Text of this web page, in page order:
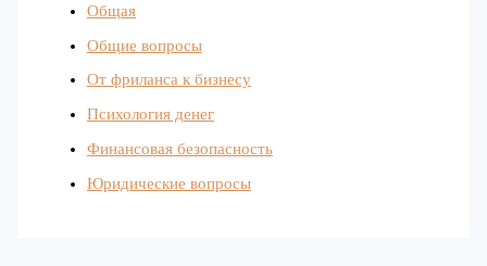
Общая
Общие вопросы
От фриланса к бизнесу
Психология денег
Финансовая безопасность
Юридические вопросы